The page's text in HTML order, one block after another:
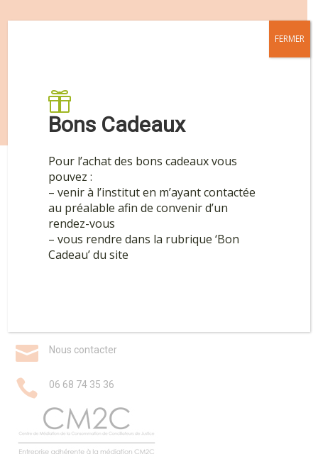
Vous souhaitez profiter de nos meilleures
 Nous contacter
 06 68 74 35 36

Bons Cadeaux
Pour l’achat des bons cadeaux vous
pouvez :
– venir à l’institut en m’ayant contactée
au préalable afin de convenir d’un
rendez-vous
– vous rendre dans la rubrique ‘Bon
Cadeau’ du site
FERMER